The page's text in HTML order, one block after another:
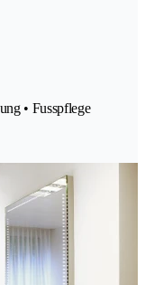
• Fusspflege